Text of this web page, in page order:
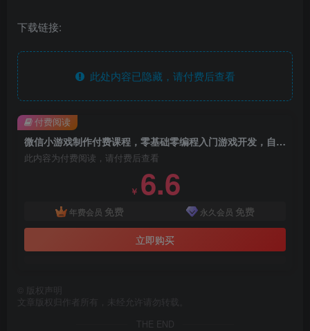
下载链接:
此处内容已隐藏，请付费后查看
微信小游戏制作付费课程，零基础零编程入门游戏开发，自主制作爆款小游戏，解锁技能变现新收益
此内容为付费阅读，请付费后查看
￥ 6.6
年费会员 免费 永久会员 免费
立即购买
付费阅读
版权声明
文章版权归作者所有，未经允许请勿转载。
THE END